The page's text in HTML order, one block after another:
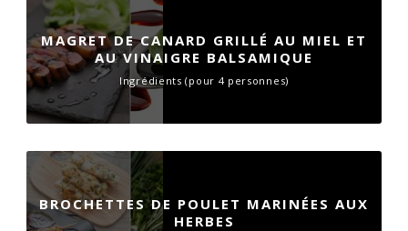
MAGRET DE CANARD GRILLÉ AU MIEL ET
AU VINAIGRE BALSAMIQUE
Ingrédients (pour 4 personnes)
BROCHETTES DE POULET MARINÉES AUX
HERBES